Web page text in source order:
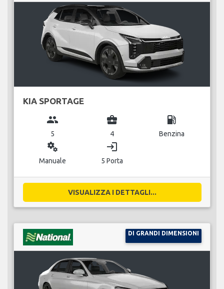
KIA SPORTAGE
group
5
business_center
4
local_gas_station
Benzina
miscellaneous_services
Manuale
login
5 Porta
VISUALIZZA I DETTAGLI...
DI GRANDI DIMENSIONI